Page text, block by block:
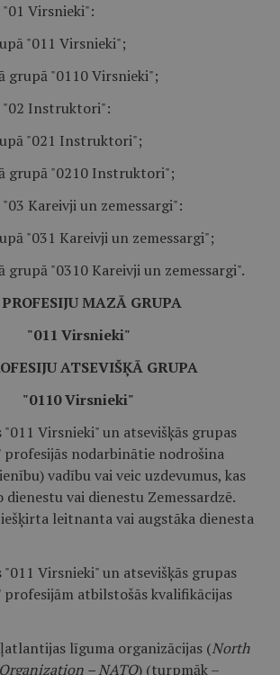
"01 Virsnieki":
"011 Virsnieki";
grupā "0110 Virsnieki";
"02 Instruktori":
"021 Instruktori";
grupā "0210 Instruktori";
Kareivji un zemessargi":
"031 Kareivji un zemessargi";
grupā "0310 Kareivji un zemessargi".
PROFESIJU MAZĀ GRUPA
"011 Virsnieki"
ATSEVIŠĶĀ GRUPA
"0110 Virsnieki"
"011 Virsnieki" un atsevišķās grupas
profesijās nodarbinātie nodrošina
vadību vai veic uzdevumus, kas
vai dienestu Zemessardzē.
leitnanta vai augstāka dienesta
"011 Virsnieki" un atsevišķās grupas
profesijām atbilstošās kvalifikācijas
līguma organizācijas (North
– NATO) (turpmāk –